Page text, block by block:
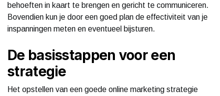
behoeften in kaart te brengen en gericht te communiceren.
Bovendien kun je door een goed plan de effectiviteit van je
inspanningen meten en eventueel bijsturen.
De basisstappen voor een
strategie
Het opstellen van een goede online marketing strategie